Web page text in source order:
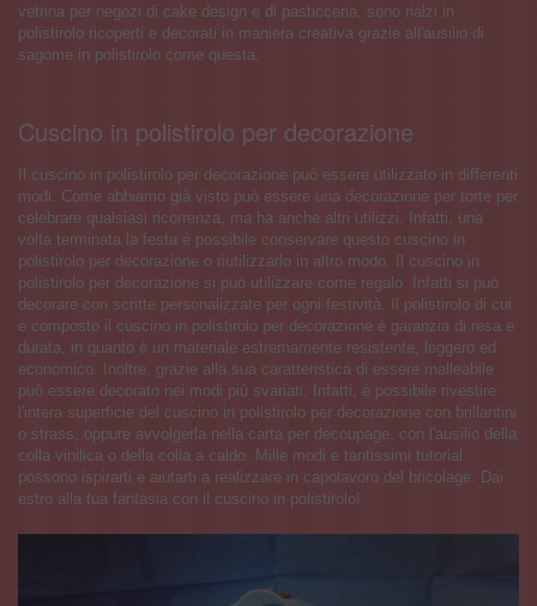
vetrina per negozi di cake design e di pasticceria, sono rialzi in
polistirolo ricoperti e decorati in maniera creativa grazie all'ausilio di
sagome in polistirolo come questa.
Cuscino in polistirolo per decorazione
Il cuscino in polistirolo per decorazione può essere utilizzato in differenti
modi. Come abbiamo già visto può essere una decorazione per torte per
celebrare qualsiasi ricorrenza, ma ha anche altri utilizzi. Infatti, una
volta terminata la festa è possibile conservare questo cuscino in
polistirolo per decorazione o riutilizzarlo in altro modo. Il cuscino in
polistirolo per decorazione si può utilizzare come regalo. Infatti si può
decorare con scritte personalizzate per ogni festività. Il polistirolo di cui
è composto il cuscino in polistirolo per decorazione è garanzia di resa e
durata, in quanto è un materiale estremamente resistente, leggero ed
economico. Inoltre, grazie alla sua caratteristica di essere malleabile
può essere decorato nei modi più svariati. Infatti, è possibile rivestire
l'intera superficie del cuscino in polistirolo per decorazione con brillantini
o strass, oppure avvolgerla nella carta per decoupage, con l'ausilio della
colla vinilica o della colla a caldo. Mille modi e tantissimi tutorial
possono ispirarti e aiutarti a realizzare in capolavoro del bricolage. Dai
estro alla tua fantasia con il cuscino in polistirolo!